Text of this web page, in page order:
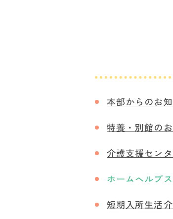
本部からのお
特養・別館の
介護支援セン
ホームヘルプ
短期入所生活